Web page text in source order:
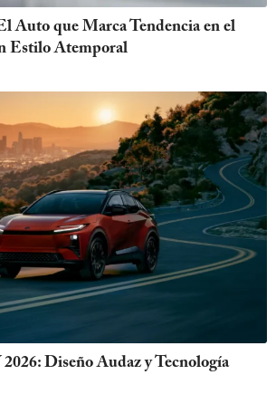
Auto que Marca Tendencia en el
Estilo Atemporal
Diseño Audaz y Tecnología